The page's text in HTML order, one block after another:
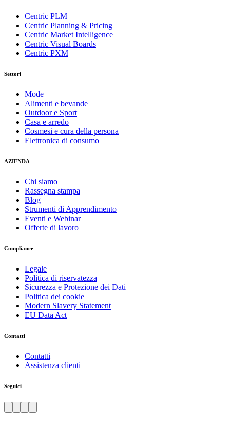
Centric PLM
Centric Planning & Pricing
Centric Market Intelligence
Centric Visual Boards
Centric PXM
Settori
Mode
Alimenti e bevande
Outdoor e Sport
Casa e arredo
Cosmesi e cura della persona
Elettronica di consumo
AZIENDA
Chi siamo
Rassegna stampa
Blog
Strumenti di Apprendimento
Eventi e Webinar
Offerte di lavoro
Compliance
Legale
Politica di riservatezza
Sicurezza e Protezione dei Dati
Politica dei cookie
Modern Slavery Statement
EU Data Act
Contatti
Contatti
Assistenza clienti
Seguici